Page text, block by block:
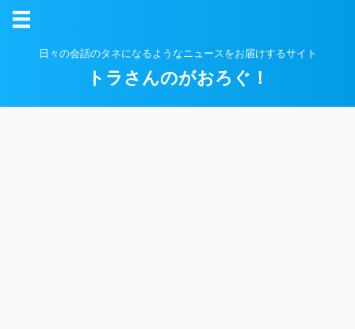
日々の会話のタネになるようなニュースをお届けするサイト
トラさんのがおろぐ！